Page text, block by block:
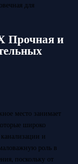
для
Прочная и
место занимает
широко
и
роль в
поскольку от